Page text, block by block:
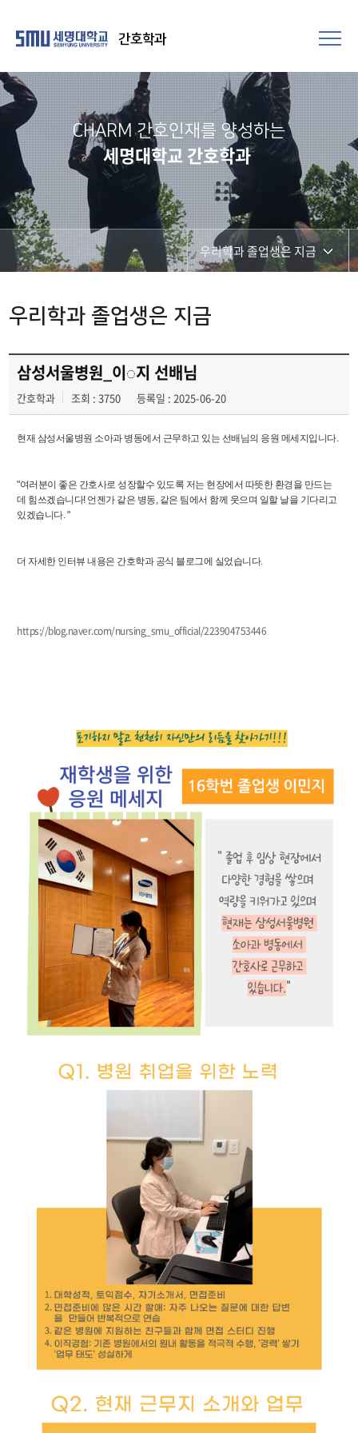
간호학과
CHARM 간호인재를 양성하는
세명대학교 간호학과
우리학과 졸업생은 지금
우리학과 졸업생은 지금
해외병원인턴십
우리학과 졸업생은 지금
삼성서울병원_이◌지 선배님
간호학과 조회 : 3750 등록일 : 2025-06-20
현재 삼성서울병원 소아과 병동에서 근무하고 있는 선배님의 응원 메세지입니다.
"여러분이 좋은 간호사로 성장할수 있도록 저는 현장에서 따뜻한 환경을 만드는
데 힘쓰겠습니다! 언젠가 같은 병동, 같은 팀에서 함께 웃으며 일할 날을 기다리고
있겠습니다. "
더 자세한 인터뷰 내용은 간호학과 공식 블로그에 실었습니다.
https://blog.naver.com/nursing_smu_official/223904753446